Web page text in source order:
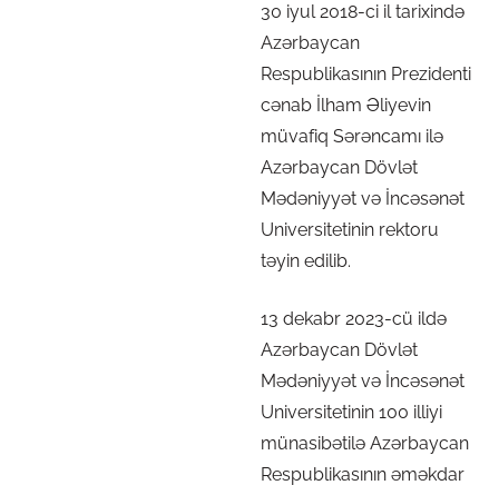
30 iyul 2018-ci il tarixində
Azərbaycan
Respublikasının Prezidenti
cənab İlham Əliyevin
müvafiq Sərəncamı ilə
Azərbaycan Dövlət
Mədəniyyət və İncəsənət
Universitetinin rektoru
təyin edilib.
13 dekabr 2023-cü ildə
Azərbaycan Dövlət
Mədəniyyət və İncəsənət
Universitetinin 100 illiyi
münasibətilə Azərbaycan
Respublikasının əməkdar